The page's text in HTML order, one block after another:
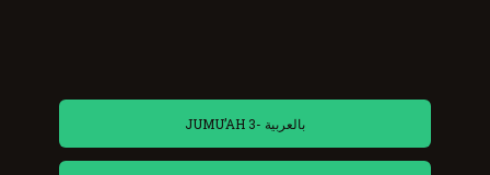
JUMU’AH 3- بالعربية